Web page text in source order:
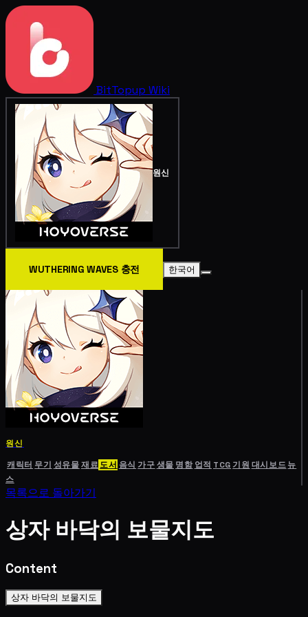
BitTopup Wiki
원신
WUTHERING WAVES 충전 한국어
원신
캐릭터 무기 성유물재료도서 음식 가구생물 명함 업적 TCG기원 대시보드뉴
스
목록으로 돌아가기
상자 바닥의 보물지도
Content
상자 바닥의 보물지도